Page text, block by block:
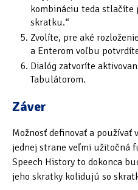
kombináciu teda stlačíte
skratku.“
Zvolíte, pre aké
a Enterom voľbu
Dialóg zatvoríte
Tabulátorom.
Záver
Možnosť definovať a používať
jednej strane veľmi užitočná
Speech History to dokonca
jeho skratky kolidujú so